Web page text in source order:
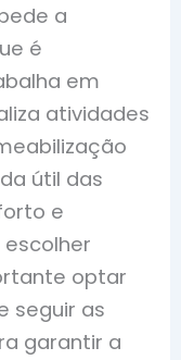
a
é
em
atividades
útil das
e
escolher
optar
seguir as
garantir a